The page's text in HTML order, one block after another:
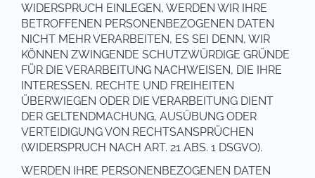
WIDERSPRUCH EINLEGEN, WERDEN WIR IHRE
BETROFFENEN PERSONENBEZOGENEN DATEN
NICHT MEHR VERARBEITEN, ES SEI DENN, WIR
KÖNNEN ZWINGENDE SCHUTZWÜRDIGE GRÜNDE
FÜR DIE VERARBEITUNG NACHWEISEN, DIE IHRE
INTERESSEN, RECHTE UND FREIHEITEN
ÜBERWIEGEN ODER DIE VERARBEITUNG DIENT
DER GELTENDMACHUNG, AUSÜBUNG ODER
VERTEIDIGUNG VON RECHTSANSPRÜCHEN
(WIDERSPRUCH NACH ART. 21 ABS. 1 DSGVO).
WERDEN IHRE PERSONENBEZOGENEN DATEN